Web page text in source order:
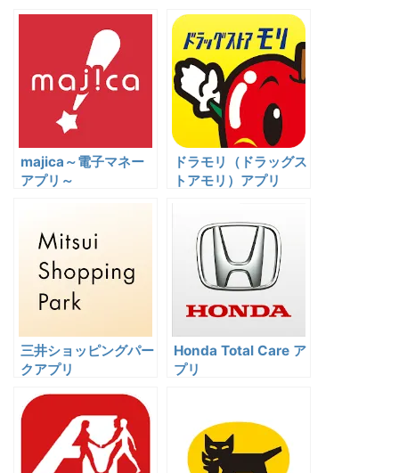
majica～電子マネー
アプリ～
ドラモリ（ドラッグス
トアモリ）アプリ
三井ショッピングパー
クアプリ
Honda Total Care ア
プリ